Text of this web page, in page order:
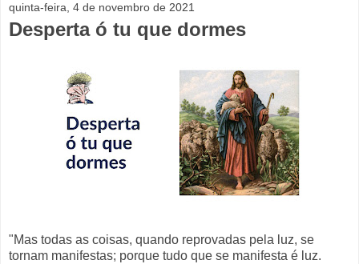
quinta-feira, 4 de novembro de 2021
Desperta ó tu que dormes
"Mas todas as coisas, quando reprovadas pela luz, se
tornam manifestas; porque tudo que se manifesta é luz.